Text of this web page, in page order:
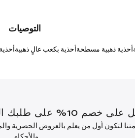
التوصيات
أحذية ذهبية مسطحة أحذية بكعب عالٍ ذهبية
1000 درهم إماراتي أو أكثر.
لتكون أول من يعلم بالعروض الحصرية